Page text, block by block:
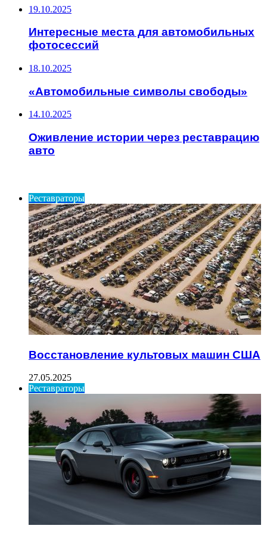
19.10.2025
Интересные места для автомобильных
фотосессий
18.10.2025
«Автомобильные символы свободы»
14.10.2025
Оживление истории через реставрацию
авто
Реставраторы
Восстановление культовых машин США
27.05.2025
Реставраторы